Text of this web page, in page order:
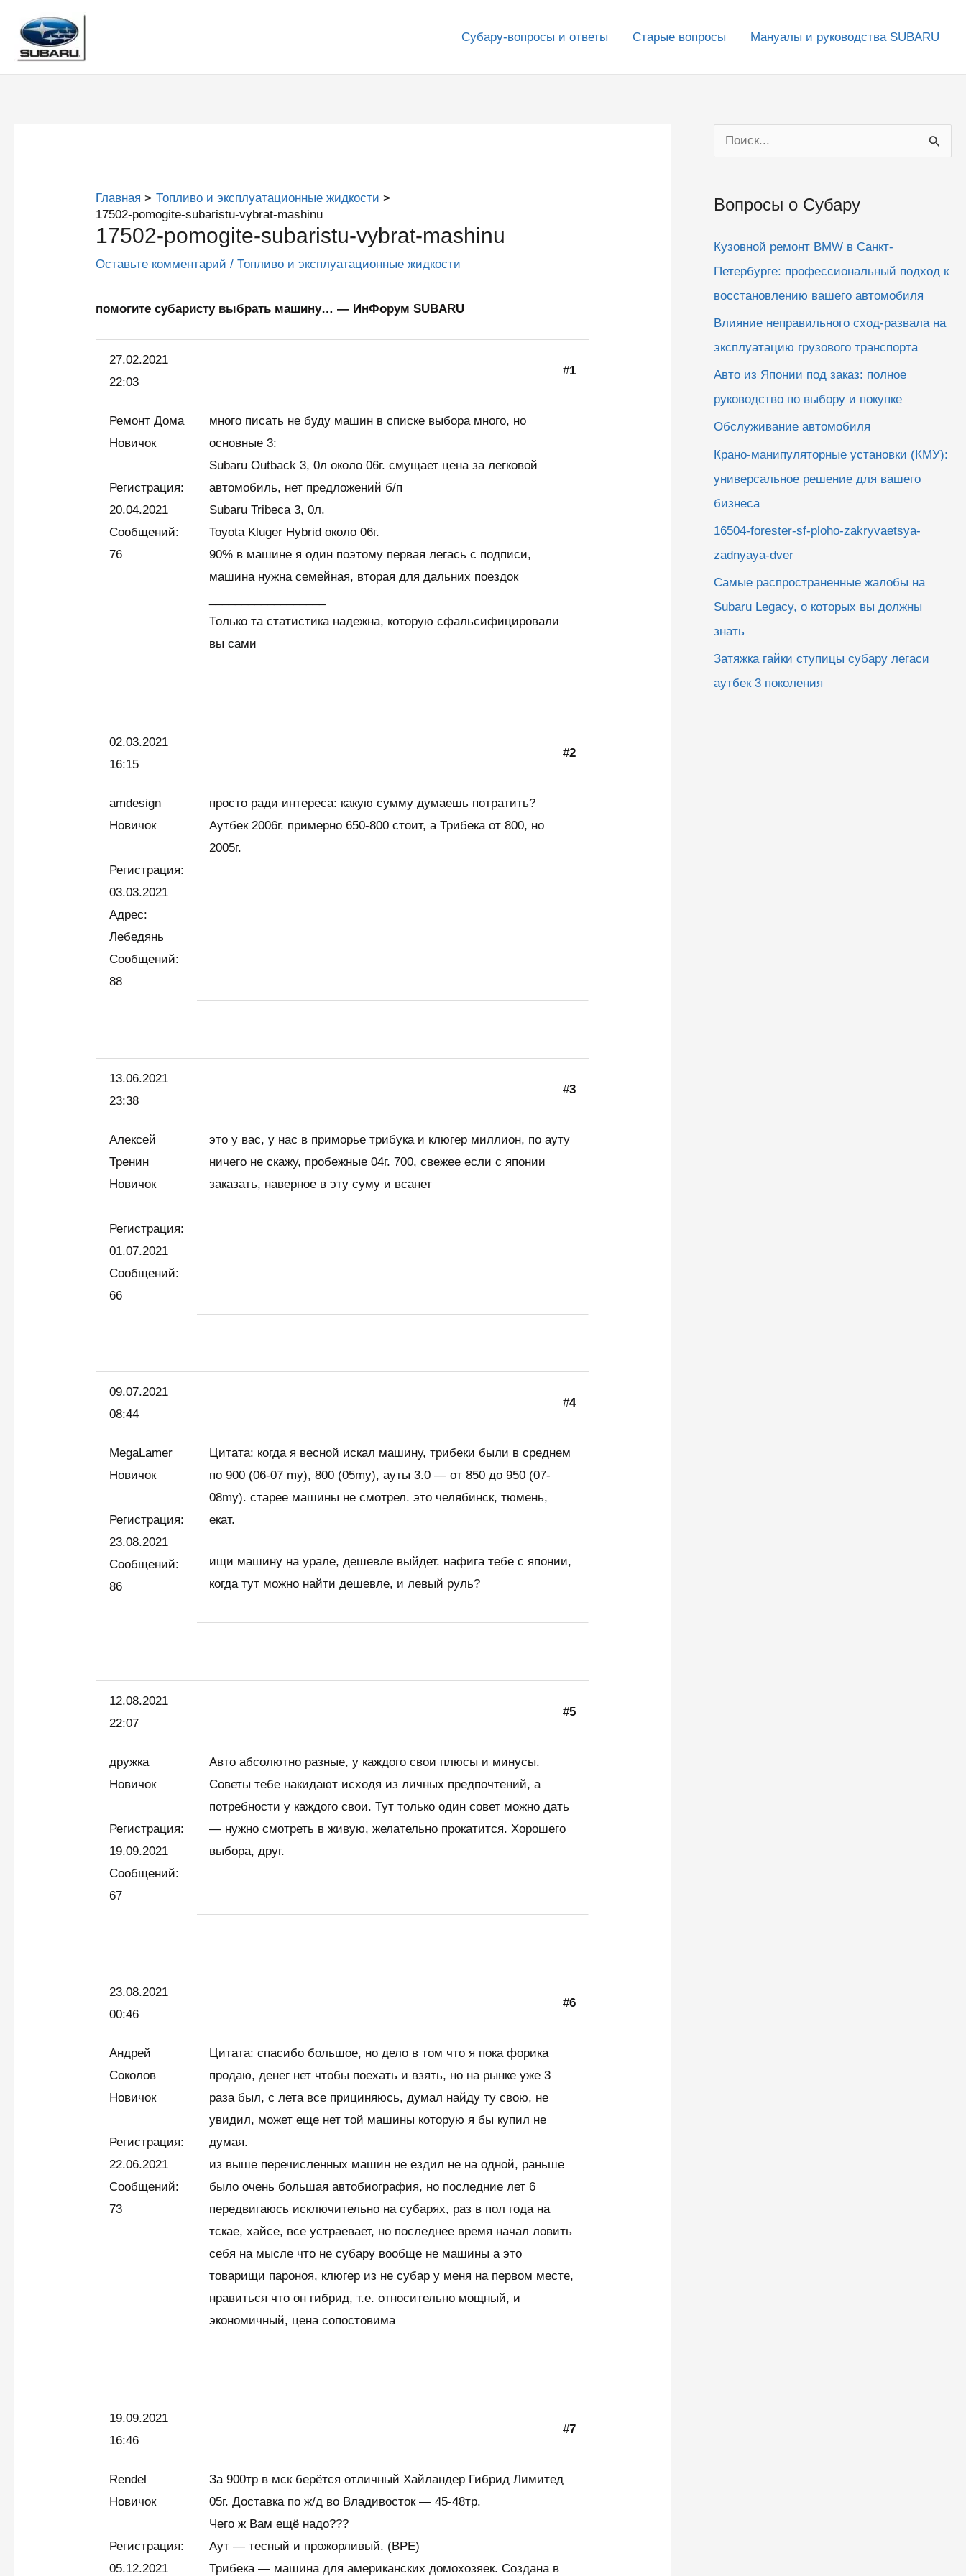
содержимому
Субару-вопросы и ответы Старые вопросы Мануалы и руководства SUBARU
Главная
Топливо и эксплуатационные жидкости
17502-pomogite-subaristu-vybrat-mashinu
17502-pomogite-subaristu-vybrat-mashinu
Оставьте комментарий /Топливо и эксплуатационные жидкости
помогите субаристу выбрать машину… — ИнФорум SUBARU
27.02.2021
22:03
#1
Ремонт Дома
Новичок
Регистрация:
20.04.2021
Сообщений:
76
много писать не буду машин в списке выбора много, но
основные 3:
Subaru Outback 3, 0л около 06г. смущает цена за легковой
автомобиль, нет предложений б/п
Subaru Tribeca 3, 0л.
Toyota Kluger Hybrid около 06г.
90% в машине я один поэтому первая легась с подписи,
машина нужна семейная, вторая для дальних поездок
Только та статистика надежна, которую сфальсифицировали
вы сами
02.03.2021
16:15
#2
amdesign
Новичок
Регистрация:
03.03.2021
Адрес:
Лебедянь
Сообщений:
88
просто ради интереса: какую сумму думаешь потратить?
Аутбек 2006г. примерно 650-800 стоит, а Трибека от 800, но
2005г.
13.06.2021
23:38
#3
Алексей
Тренин
Новичок
Регистрация:
01.07.2021
Сообщений:
66
это у вас, у нас в приморье трибука и клюгер миллион, по ауту
ничего не скажу, пробежные 04г. 700, свежее если с японии
заказать, наверное в эту суму и всанет
09.07.2021
08:44
#4
MegaLamer
Новичок
Регистрация:
23.08.2021
Сообщений:
86
Цитата: когда я весной искал машину, трибеки были в среднем
по 900 (06-07 my), 800 (05my), ауты 3.0 — от 850 до 950 (07-
08my). старее машины не смотрел. это челябинск, тюмень,
екат.
ищи машину на урале, дешевле выйдет. нафига тебе с японии,
когда тут можно найти дешевле, и левый руль?
12.08.2021
22:07
#5
дружка
Новичок
Регистрация:
19.09.2021
Сообщений:
67
Авто абсолютно разные, у каждого свои плюсы и минусы.
Советы тебе накидают исходя из личных предпочтений, а
потребности у каждого свои. Тут только один совет можно дать
— нужно смотреть в живую, желательно прокатится. Хорошего
выбора, друг.
23.08.2021
00:46
#6
Андрей
Соколов
Новичок
Регистрация:
22.06.2021
Сообщений:
73
Цитата: спасибо большое, но дело в том что я пока форика
продаю, денег нет чтобы поехать и взять, но на рынке уже 3
раза был, с лета все прициняюсь, думал найду ту свою, не
увидил, может еще нет той машины которую я бы купил не
думая.
из выше перечисленных машин не ездил не на одной, раньше
было очень большая автобиография, но последние лет 6
передвигаюсь исключительно на субарях, раз в пол года на
тскае, хайсе, все устраевает, но последнее время начал ловить
себя на мысле что не субару вообще не машины а это
товарищи пароноя, клюгер из не субар у меня на первом месте,
нравиться что он гибрид, т.е. относительно мощный, и
экономичный, цена сопостовима
19.09.2021
16:46
#7
Rendel
Новичок
Регистрация:
05.12.2021
За 900тр в мск берётся отличный Хайландер Гибрид Лимитед
05г. Доставка по ж/д во Владивосток — 45-48тр.
Чего ж Вам ещё надо???
Аут — тесный и прожорливый. (BPE)
Трибека — машина для американских домохозяек. Создана в
о
с
Вопросы о Субару
Кузовной ремонт BMW в Санкт-
Петербурге: профессиональный подход к
восстановлению вашего автомобиля
Влияние неправильного сход-развала на
эксплуатацию грузового транспорта
Авто из Японии под заказ: полное
руководство по выбору и покупке
Обслуживание автомобиля
Крано-манипуляторные установки (КМУ):
универсальное решение для вашего
бизнеса
16504-forester-sf-ploho-zakryvaetsya-
zadnyaya-dver
Самые распространенные жалобы на
Subaru Legacy, о которых вы должны
знать
Затяжка гайки ступицы субару легаси
аутбек 3 поколения